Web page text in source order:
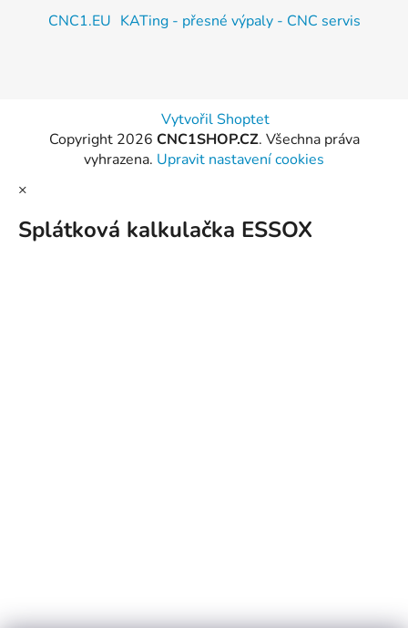
CNC1.EU KATing - přesné výpaly - CNC servis
Vytvořil Shoptet
Copyright 2026 CNC1SHOP.CZ. Všechna práva
vyhrazena. Upravit nastavení cookies
×
Splátková kalkulačka ESSOX